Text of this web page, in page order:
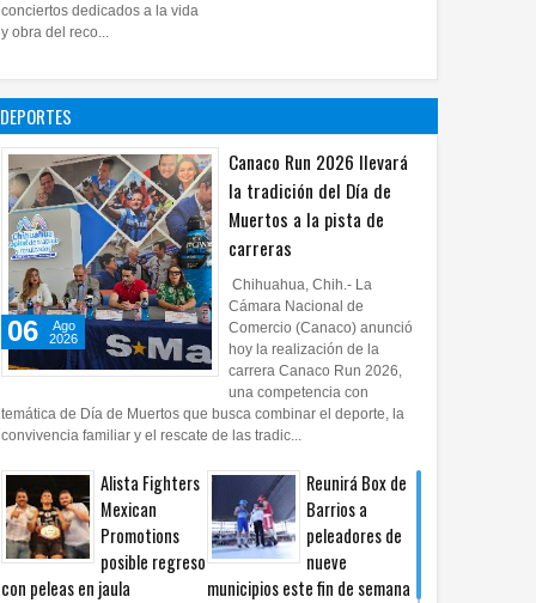
conciertos dedicados a la vida
y obra del reco...
taller de mini
DEPORTES
Canaco Run 2026 llevará
la tradición del Día de
Muertos a la pista de
carreras
06
Ago
2026
Chihuahua, Chih.- La
Cámara Nacional de
Comercio (Canaco) anunció
hoy la realización de la
carrera Canaco Run 2026,
una competencia con
temática de Día de Muertos que busca combinar el deporte, la
convivencia familiar y el rescate de las tradic...
Alista Fighters
Mexican
Promotions
posible regreso
con peleas en jaula
Reunirá Box de
Barrios a
peleadores de
nueve
municipios este fin de semana